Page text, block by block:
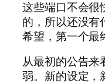
这些端口不会很
的，所以还没有
希望，第一个最
从最初的公告来
弱。新的设定，